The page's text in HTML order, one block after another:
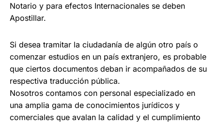
Notario y para efectos Internacionales se deben
Apostillar.
Si desea tramitar la ciudadanía de algún otro país o
comenzar estudios en un país extranjero, es probable
que ciertos documentos deban ir acompañados de su
respectiva traducción pública.
Nosotros contamos con personal especializado en
una amplia gama de conocimientos jurídicos y
comerciales que avalan la calidad y el cumplimiento